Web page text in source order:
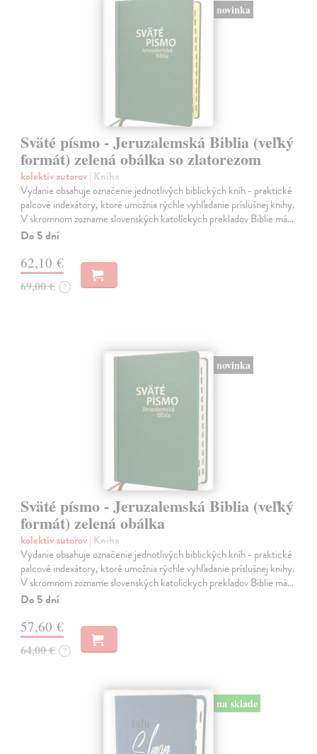
novinka
Sväté písmo - Jeruzalemská Biblia (veľký
formát) zelená obálka so zlatorezom
kolektív autorov| Kniha
Vydanie obsahuje označenie jednotlivých biblických kníh - praktické
palcové indexátory, ktoré umožnia rýchle vyhľadanie príslušnej knihy.
V skromnom zozname slovenských katolíckych prekladov Biblie má…
Do 5 dní
62,10 €
69,00 € ?
novinka
Sväté písmo - Jeruzalemská Biblia (veľký
formát) zelená obálka
kolektív autorov| Kniha
Vydanie obsahuje označenie jednotlivých biblických kníh - praktické
palcové indexátory, ktoré umožnia rýchle vyhľadanie príslušnej knihy.
V skromnom zozname slovenských katolíckych prekladov Biblie má…
Do 5 dní
57,60 €
64,00 € ?
na sklade